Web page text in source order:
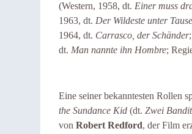
(Western, 1958, dt. Einer muss
1963, dt. Der Wildeste unter
1964, dt. Carrasco, der Schänder
dt. Man nannte ihn Hombre;
Eine seiner bekanntesten Rollen
the Sundance Kid (dt. Zwei
von Robert Redford, der Film